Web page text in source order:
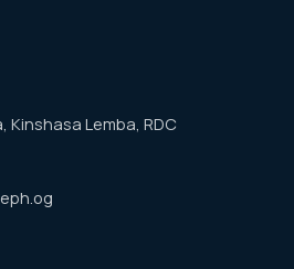
Kinshasa Lemba, RDC